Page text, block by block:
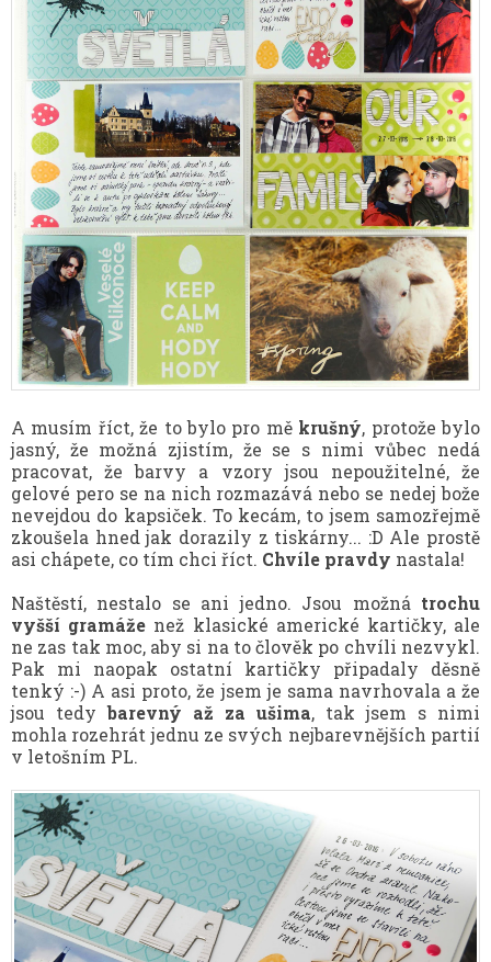
A musím říct, že to bylo pro mě krušný, protože bylo
jasný, že možná zjistím, že se s nimi vůbec nedá
pracovat, že barvy a vzory jsou nepoužitelné, že
gelové pero se na nich rozmazává nebo se nedej bože
nevejdou do kapsiček. To kecám, to jsem samozřejmě
zkoušela hned jak dorazily z tiskárny... :D Ale prostě
asi chápete, co tím chci říct. Chvíle pravdy nastala!
Naštěstí, nestalo se ani jedno. Jsou možná trochu
vyšší gramáže než klasické americké kartičky, ale
ne zas tak moc, aby si na to člověk po chvíli nezvykl.
Pak mi naopak ostatní kartičky připadaly děsně
tenký :-) A asi proto, že jsem je sama navrhovala a že
jsou tedybarevný až za ušima, tak jsem s nimi
mohla rozehrát jednu ze svých nejbarevnějších partií
v letošním PL.